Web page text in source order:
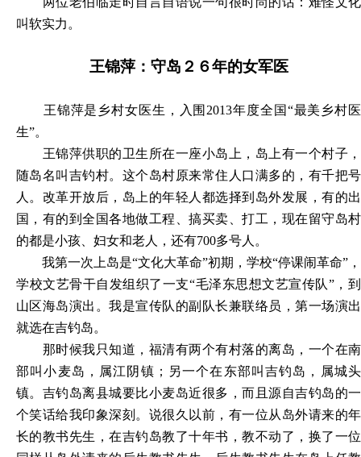
叫软实力。
王锦萍：守岛２６年的女军医
王锦萍是乡村女医生，入围 2013年度全国“最美乡村医
生”。
王锦萍供职的卫生所在一座小岛上，岛上有一个村子，
随岛名叫吉钓村。这个岛村原来常住人口满多的，有千把号
人。改革开放后，岛上的年轻人都选择到岛外发展，有的出
国，有的到全国各地做工程、搞买卖、打工，现在留守岛村
的都是小孩、妇女和老人，还有700多号人。
我第一次上岛是“文化大革命”初期，学校“停课闹革命”，
学校文艺骨干自发组织了一支“毛泽东思想文艺宣传队”，到
山区海岛演出。我是宣传队的副队长兼联络员，第一场演出
就选在吉钓岛。
那时候我只知道，福清有两个有村落的离岛，一个在南
部叫小麦岛，属江阴镇；另一个在东部叫吉钓岛，属城头
镇。吉钓岛离县城要比小麦岛近很多，而且源自吉钓岛的一
个笑话给我印象深刻。说很久以前，有一位从岛外请来的年
长的教书先生，在吉钓岛教了十年书，教不动了，换了一位